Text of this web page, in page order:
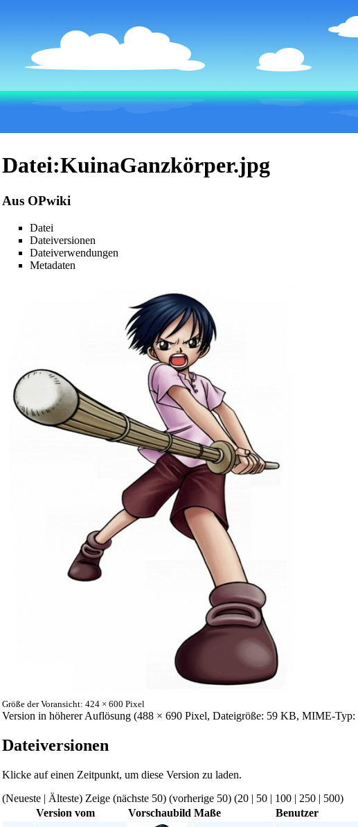
Datei:KuinaGanzkörper.jpg
Aus OPwiki
Datei
Dateiversionen
Dateiverwendungen
Metadaten
Größe der Voransicht: 424 × 600 Pixel
Version in höherer Auflösung (488 × 690 Pixel, Dateigröße: 59 KB, MIME-Typ:
Dateiversionen
Klicke auf einen Zeitpunkt, um diese Version zu laden.
(Neueste | Älteste) Zeige (nächste 50) (vorherige 50) (20 | 50 | 100 | 250 | 500)
Version vom
Vorschaubild Maße Benutzer